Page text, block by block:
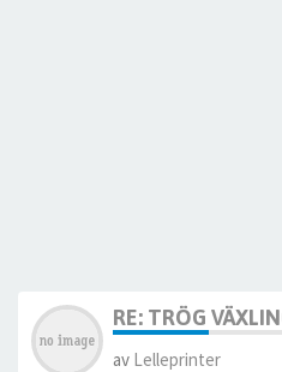
RE: TRÖG
av Lelleprinter